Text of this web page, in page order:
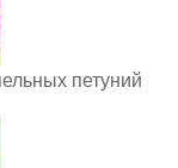
петуний